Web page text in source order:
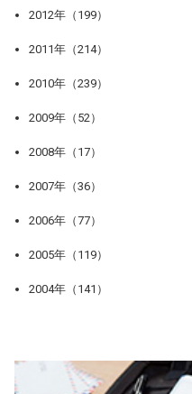
2012年（199）
2011年（214）
2010年（239）
2009年（52）
2008年（17）
2007年（36）
2006年（77）
2005年（119）
2004年（141）